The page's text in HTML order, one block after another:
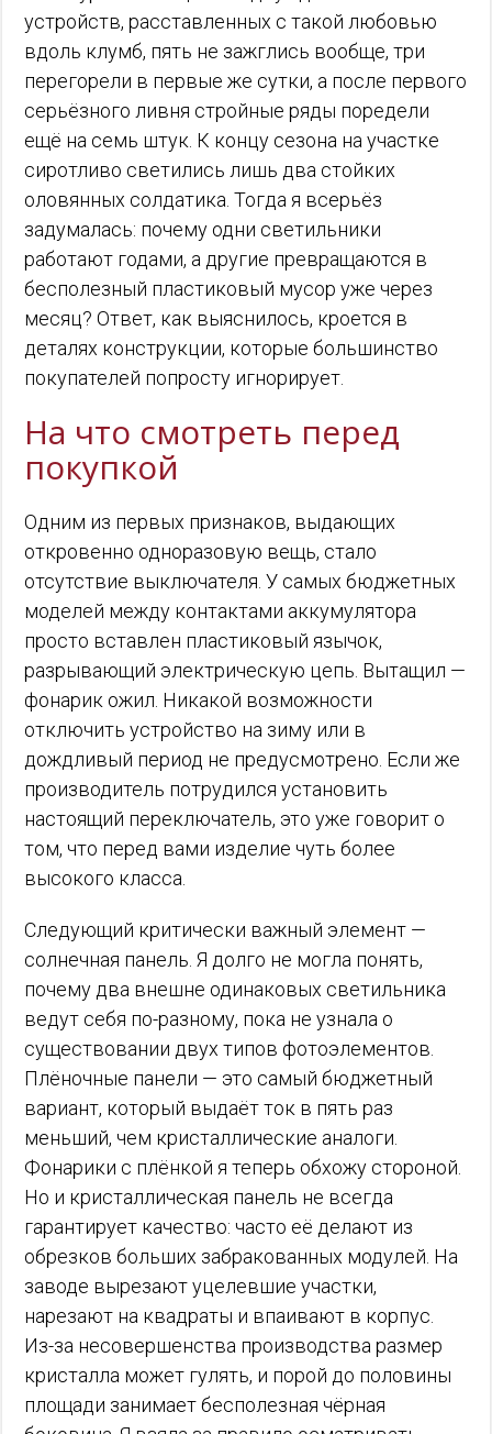
устройств, расставленных с такой любовью
вдоль клумб, пять не зажглись вообще, три
перегорели в первые же сутки, а после первого
серьёзного ливня стройные ряды поредели
ещё на семь штук. К концу сезона на участке
сиротливо светились лишь два стойких
оловянных солдатика. Тогда я всерьёз
задумалась: почему одни светильники
работают годами, а другие превращаются в
бесполезный пластиковый мусор уже через
месяц? Ответ, как выяснилось, кроется в
деталях конструкции, которые большинство
покупателей попросту игнорирует.
На что смотреть перед
покупкой
Одним из первых признаков, выдающих
откровенно одноразовую вещь, стало
отсутствие выключателя. У самых бюджетных
моделей между контактами аккумулятора
просто вставлен пластиковый язычок,
разрывающий электрическую цепь. Вытащил —
фонарик ожил. Никакой возможности
отключить устройство на зиму или в
дождливый период не предусмотрено. Если же
производитель потрудился установить
настоящий переключатель, это уже говорит о
том, что перед вами изделие чуть более
высокого класса.
Следующий критически важный элемент —
солнечная панель. Я долго не могла понять,
почему два внешне одинаковых светильника
ведут себя по-разному, пока не узнала о
существовании двух типов фотоэлементов.
Плёночные панели — это самый бюджетный
вариант, который выдаёт ток в пять раз
меньший, чем кристаллические аналоги.
Фонарики с плёнкой я теперь обхожу стороной.
Но и кристаллическая панель не всегда
гарантирует качество: часто её делают из
обрезков больших забракованных модулей. На
заводе вырезают уцелевшие участки,
нарезают на квадраты и впаивают в корпус.
Из-за несовершенства производства размер
кристалла может гулять, и порой до половины
площади занимает бесполезная чёрная